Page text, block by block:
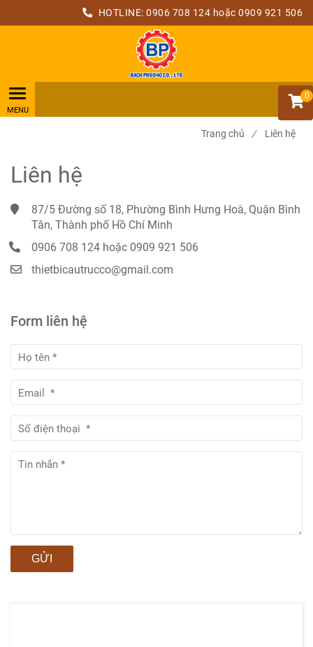
HOTLINE: 0906 708 124 hoặc 0909 921 506
0
Trang chủ / Liên hệ
Liên hệ
87/5 Đường số 18, Phường Bình Hưng Hoà, Quận Bình
Tân, Thành phố Hồ Chí Minh
0906 708 124 hoặc 0909 921 506
thietbicautrucco@gmail.com
Form liên hệ
GỬI